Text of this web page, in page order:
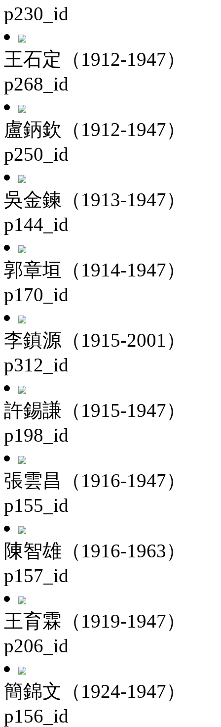
p230_id
王石定（1912-1947）
p268_id
盧鈵欽（1912-1947）
p250_id
吳金鍊（1913-1947）
p144_id
郭章垣（1914-1947）
p170_id
李鎮源（1915-2001）
p312_id
許錫謙（1915-1947）
p198_id
張雲昌（1916-1947）
p155_id
陳智雄（1916-1963）
p157_id
王育霖（1919-1947）
p206_id
簡錦文（1924-1947）
p156_id